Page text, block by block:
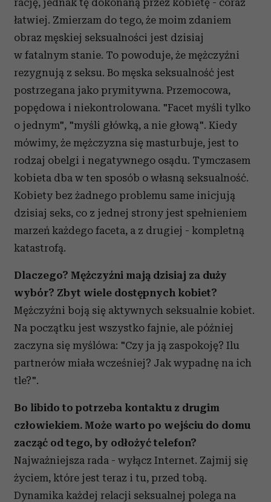
rację, jednak tę dokonaną przez kobietę - coraz
łatwiej. Zmierzam do tego, że moim zdaniem
obraz męskiej seksualności jest dzisiaj
w fatalnym stanie. To powoduje, że mężczyźni
rezygnują z seksu. Bo męska seksualność jest
postrzegana jako prymitywna. Przemocowa,
popędowa i niekontrolowana. "Facet myśli tylko
o jednym", "myśli główką, a nie głową". Kiedy
mówimy, że mężczyzna się masturbuje, jest to
rodzaj obelgi i negatywnego osądu. Tymczasem
kobieta dba w ten sposób o własną seksualność.
Kobiety bez żadnego problemu same inicjują
dzisiaj seks, co z jednej strony jest spełnieniem
marzeń każdego faceta, a z drugiej - kompletną
katastrofą.
Dlaczego? Mężczyźni mają dzisiaj za duży
wybór? Zbyt wiele dostępnych kobiet?
Mężczyźni boją się aktywnych seksualnie kobiet.
Na początku jest wszystko fajnie, ale później
zaczyna się myślówa: "Czy ja ją zaspokoję? Ilu
partnerów miała wcześniej? Jak wypadnę na ich
tle?".
Bo libido to potrzeba kontaktu z drugim
człowiekiem. Może warto po wejściu do domu
zacząć od tego, by odłożyć telefon?
Najważniejsza rada - wyłącz Internet. Zajmij się
życiem, które jest teraz i tu, przed tobą.
Dynamika każdej relacji seksualnej polega na